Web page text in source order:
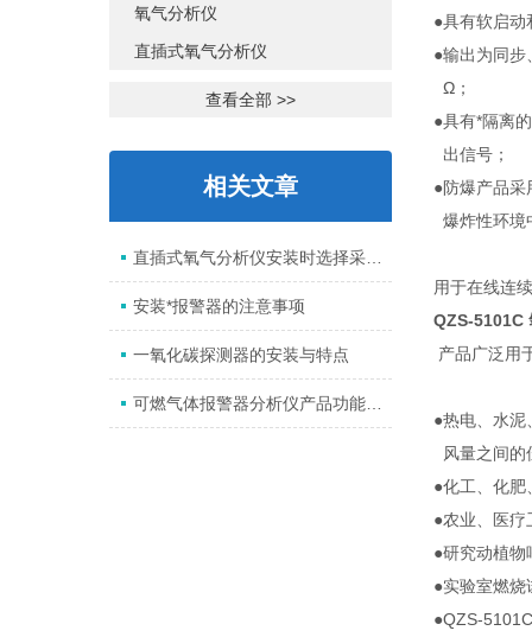
氧气分析仪
直插式氧气分析仪
查看全部 >>
相关文章
直插式氧气分析仪安装时选择采样点的原则是什么？
安装*报警器的注意事项
一氧化碳探测器的安装与特点
可燃气体报警器分析仪产品功能有哪些呢？
●具有软启动
●输出为同
Ω；
●具有*隔离
出信号；
●防爆产品采
爆炸性环境
用于在线连
QZS-5101C
产品广泛用
●热电、水泥
风量之间的
●化工、化肥
●农业、医疗
●研究动植物
●实验室燃烧
●QZS-